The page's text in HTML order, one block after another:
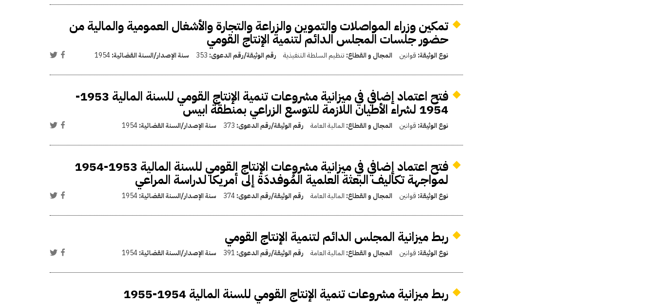
تمكين وزراء المواصلات والتموين والزراعة والتجارة والأشغال العمومية والمالية من
حضور جلسات المجلس الدائم لتنمية الإنتاج القومي
نوع الوثيقة: قوانين المجال و القطاع: تنظيم السلطة التنفيذية رقم الوثيقة/رقم الدعوى: 353 سنة الإصدار/السنة القضائية:1954
فتح اعتماد إضافي في ميزانية مشروعات تنمية الإنتاج القومي للسنة المالية 1953-
1954 لشراء الأطيان اللازمة للتوسع الزراعي بمنطقة ابيس
نوع الوثيقة: قوانين المجال و القطاع: المالية العامة رقم الوثيقة/رقم الدعوى: 373 سنة الإصدار/السنة القضائية:1954
فتح اعتماد إضافي في ميزانية مشروعات الإنتاج القومي للسنة المالية 1953-1954
لمواجهة تكاليف البعثة العلمية المُوفددَة إلى أمريكا لدراسة المراعي
نوع الوثيقة: قوانين المجال و القطاع: المالية العامة رقم الوثيقة/رقم الدعوى:374 سنة الإصدار/السنة القضائية:1954
ربط ميزانية المجلس الدائم لتنمية الإنتاج القومي
نوع الوثيقة: قوانين المجال و القطاع: المالية العامة رقم الوثيقة/رقم الدعوى: 391 سنة الإصدار/السنة القضائية:1954
ربط ميزانية مشروعات تنمية الإنتاج القومي للسنة المالية 1954-1955